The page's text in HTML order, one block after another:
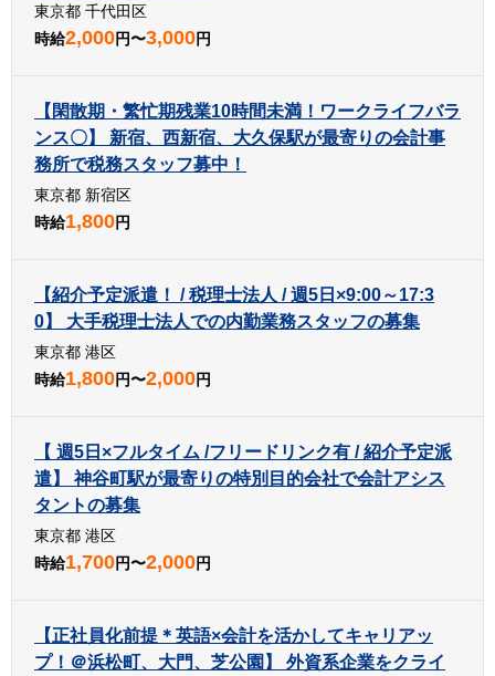
東京都 千代田区
時給2,000円〜3,000円
【閑散期・繁忙期残業10時間未満！ワークライフバラ
ンス〇】 新宿、西新宿、大久保駅が最寄りの会計事
務所で税務スタッフ募中！
東京都 新宿区
時給1,800円
【紹介予定派遣！ / 税理士法人 / 週5日×9:00～17:3
0】 大手税理士法人での内勤業務スタッフの募集
東京都 港区
時給1,800円〜2,000円
【 週5日×フルタイム /フリードリンク有 / 紹介予定派
遣】 神谷町駅が最寄りの特別目的会社で会計アシス
タントの募集
東京都 港区
時給1,700円〜2,000円
【正社員化前提＊英語×会計を活かしてキャリアッ
プ！＠浜松町、大門、芝公園】 外資系企業をクライ